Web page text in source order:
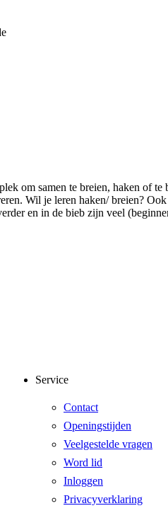
om samen te breien, haken of te
Wil je leren haken/ breien?
en in de bieb zijn veel
Service
Contact
Openingstijden
Veelgestelde vragen
Word lid
Inloggen
Privacyverklaring